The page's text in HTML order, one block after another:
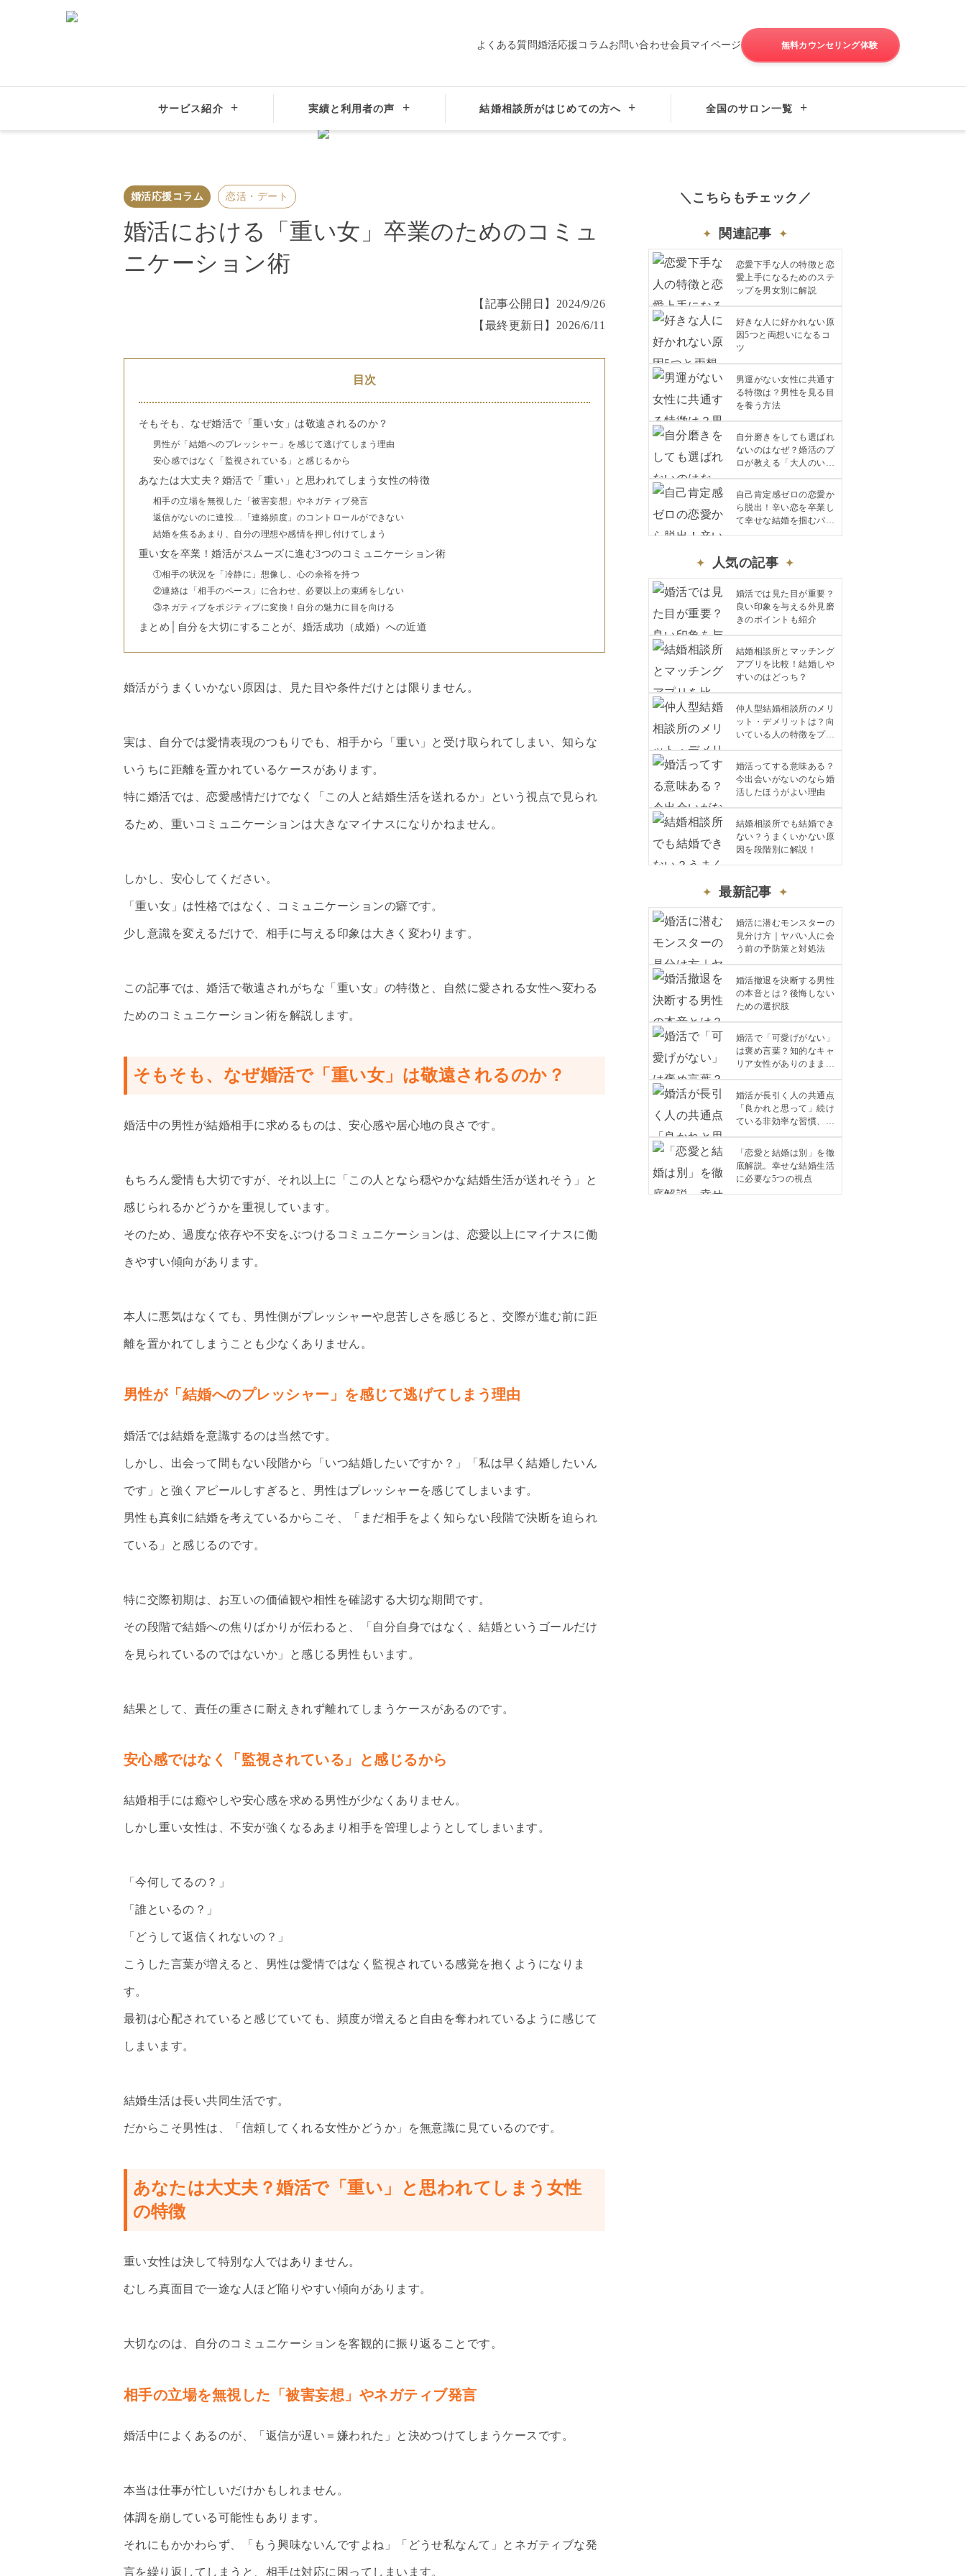
よくある質問婚活応援コラム お問い合わせ会員マイページ 無料カウンセリング体験
サービス紹介 実績と利用者の声 結婚相談所がはじめての方へ 全国のサロン一覧
婚活応援コラム 恋活・デート 婚活における「重い女」卒業のためのコミュニケーション術
婚活応援コラム 恋活・デート
婚活における「重い女」卒業のためのコミュ
ニケーション術
【記事公開日】 2024/9/26
【最終更新日】 2026/6/11
目次
そもそも、なぜ婚活で「重い女」は敬遠されるのか？
男性が「結婚へのプレッシャー」を感じて逃げてしまう理由
安心感ではなく「監視されている」と感じるから
あなたは大丈夫？婚活で「重い」と思われてしまう女性の特徴
相手の立場を無視した「被害妄想」やネガティブ発言
返信がないのに連投…「連絡頻度」のコントロールができない
結婚を焦るあまり、自分の理想や感情を押し付けてしまう
重い女を卒業！婚活がスムーズに進む3つのコミュニケーション術
①相手の状況を「冷静に」想像し、心の余裕を持つ
②連絡は「相手のペース」に合わせ、必要以上の束縛をしない
③ネガティブをポジティブに変換！自分の魅力に目を向ける
まとめ│自分を大切にすることが、婚活成功（成婚）への近道
婚活がうまくいかない原因は、見た目や条件だけとは限りません。
実は、自分では愛情表現のつもりでも、相手から「重い」と受け取られてしまい、知らな
いうちに距離を置かれているケースがあります。
特に婚活では、恋愛感情だけでなく「この人と結婚生活を送れるか」という視点で見られ
るため、重いコミュニケーションは大きなマイナスになりかねません。
しかし、安心してください。
「重い女」は性格ではなく、コミュニケーションの癖です。
少し意識を変えるだけで、相手に与える印象は大きく変わります。
この記事では、婚活で敬遠されがちな「重い女」の特徴と、自然に愛される女性へ変わる
ためのコミュニケーション術を解説します。
そもそも、なぜ婚活で「重い女」は敬遠されるのか？
婚活中の男性が結婚相手に求めるものは、安心感や居心地の良さです。
もちろん愛情も大切ですが、それ以上に「この人となら穏やかな結婚生活が送れそう」と
感じられるかどうかを重視しています。
そのため、過度な依存や不安をぶつけるコミュニケーションは、恋愛以上にマイナスに働
きやすい傾向があります。
本人に悪気はなくても、男性側がプレッシャーや息苦しさを感じると、交際が進む前に距
離を置かれてしまうことも少なくありません。
男性が「結婚へのプレッシャー」を感じて逃げてしまう理由
婚活では結婚を意識するのは当然です。
しかし、出会って間もない段階から「いつ結婚したいですか？」「私は早く結婚したいん
です」と強くアピールしすぎると、男性はプレッシャーを感じてしまいます。
男性も真剣に結婚を考えているからこそ、「まだ相手をよく知らない段階で決断を迫られ
ている」と感じるのです。
特に交際初期は、お互いの価値観や相性を確認する大切な期間です。
その段階で結婚への焦りばかりが伝わると、「自分自身ではなく、結婚というゴールだけ
を見られているのではないか」と感じる男性もいます。
結果として、責任の重さに耐えきれず離れてしまうケースがあるのです。
安心感ではなく「監視されている」と感じるから
結婚相手には癒やしや安心感を求める男性が少なくありません。
しかし重い女性は、不安が強くなるあまり相手を管理しようとしてしまいます。
「今何してるの？」
「誰といるの？」
「どうして返信くれないの？」
こうした言葉が増えると、男性は愛情ではなく監視されている感覚を抱くようになりま
す。
最初は心配されていると感じていても、頻度が増えると自由を奪われているように感じて
しまいます。
結婚生活は長い共同生活です。
だからこそ男性は、「信頼してくれる女性かどうか」を無意識に見ているのです。
あなたは大丈夫？婚活で「重い」と思われてしまう女性
の特徴
重い女性は決して特別な人ではありません。
むしろ真面目で一途な人ほど陥りやすい傾向があります。
大切なのは、自分のコミュニケーションを客観的に振り返ることです。
相手の立場を無視した「被害妄想」やネガティブ発言
婚活中によくあるのが、「返信が遅い＝嫌われた」と決めつけてしまうケースです。
本当は仕事が忙しいだけかもしれません。
体調を崩している可能性もあります。
それにもかかわらず、「もう興味ないんですよね」「どうせ私なんて」とネガティブな発
言を繰り返してしまうと、相手は対応に困ってしまいます。
＼こちらもチェック／
関連記事
恋愛下手な人の特徴と恋
愛上手になるためのステ
ップを男女別に解説
好きな人に好かれない原
因5つと両想いになるコ
ツ
男運がない女性に共通す
る特徴は？男性を見る目
を養う方法
自分磨きをしても選ばれ
ないのはなぜ？婚活のプ
ロが教える「大人のいい
女」の条件
自己肯定感ゼロの恋愛か
ら脱出！辛い恋を卒業し
て幸せな結婚を掴むパー
トナーの特徴と対処法
人気の記事
婚活では見た目が重要？
良い印象を与える外見磨
きのポイントも紹介
結婚相談所とマッチング
アプリを比較！結婚しや
すいのはどっち？
仲人型結婚相談所のメリ
ット・デメリットは？向
いている人の特徴をプロ
が解説
婚活ってする意味ある？
今出会いがないのなら婚
活したほうがよい理由
結婚相談所でも結婚でき
ない？うまくいかない原
因を段階別に解説！
最新記事
婚活に潜むモンスターの
見分け方｜ヤバい人に会
う前の予防策と対処法
婚活撤退を決断する男性
の本音とは？後悔しない
ための選択肢
婚活で「可愛げがない」
は褒め言葉？知的なキャ
リア女性がありのままで
愛されるコツ
婚活が長引く人の共通点
「良かれと思って」続け
ている非効率な習慣、今
すぐ見直しませんか？
「恋愛と結婚は別」を徹
底解説。幸せな結婚生活
に必要な5つの視点